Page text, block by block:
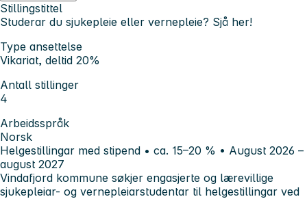
Stillingstittel
Studerar du sjukepleie eller vernepleie? Sjå her!
Type ansettelse
Vikariat, deltid 20%
Antall stillinger
4
Arbeidsspråk
Norsk
Helgestillingar med stipend • ca. 15–20 % • August 2026 –
august 2027
Vindafjord kommune søkjer engasjerte og lærevillige
sjukepleiar- og vernepleiarstudentar til helgestillingar ved